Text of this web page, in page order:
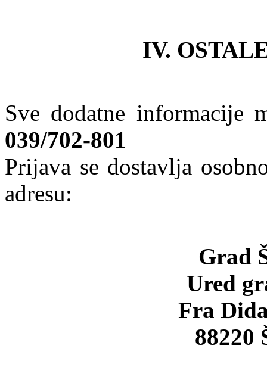
IV.
Sve dodatne informacije
039/702-801
Prijava se dostavlja
adresu:
Grad
Ured
Fra
88220